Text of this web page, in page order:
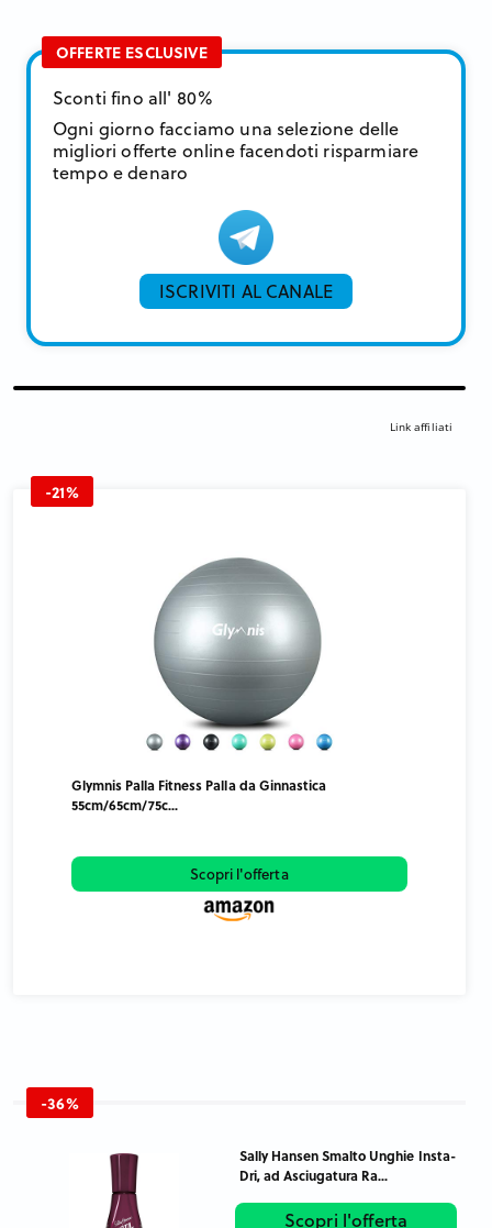
OFFERTE ESCLUSIVE
Sconti fino all' 80%
Ogni giorno facciamo una selezione delle
migliori offerte online facendoti risparmiare
tempo e denaro
ISCRIVITI AL CANALE
Link affiliati
-21%
Glymnis Palla Fitness Palla da Ginnastica
55cm/65cm/75c...
Scopri l'offerta
-36%
Sally Hansen Smalto Unghie Insta-
Dri, ad Asciugatura Ra...
Scopri l'offerta